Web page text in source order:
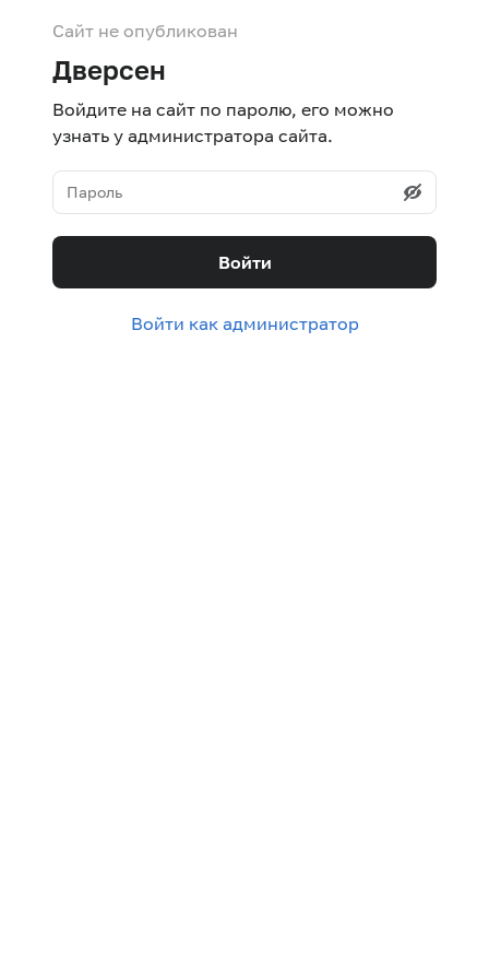
Сайт не опубликован
Дверсен
Войдите на сайт по паролю, его можно
узнать у администратора сайта.
Войти
Войти как администратор